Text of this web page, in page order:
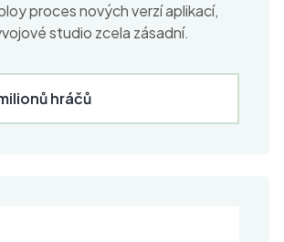
proces nových verzí aplikací,
studio zcela zásadní.
hráčů